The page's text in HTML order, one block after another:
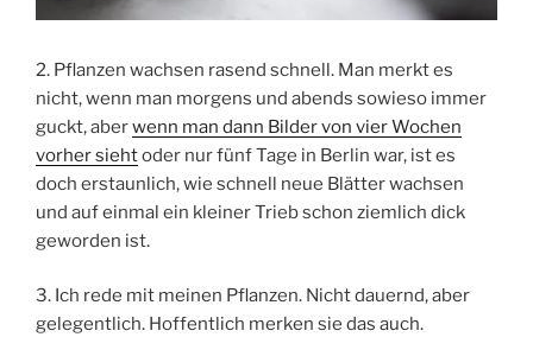
2. Pflanzen wachsen rasend schnell. Man merkt es
nicht, wenn man morgens und abends sowieso immer
guckt, aberwenn man dann Bilder von vier Wochen
vorher siehtoder nur fünf Tage in Berlin war, ist es
doch erstaunlich, wie schnell neue Blätter wachsen
und auf einmal ein kleiner Trieb schon ziemlich dick
geworden ist.
3. Ich rede mit meinen Pflanzen. Nicht dauernd, aber
gelegentlich. Hoffentlich merken sie das auch.